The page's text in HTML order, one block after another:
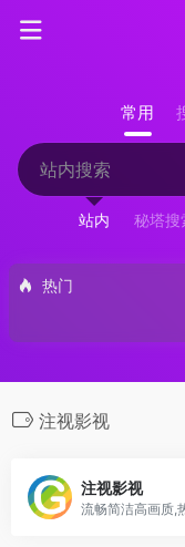
常用
站内 秘塔搜
热门
注视影视
注视影视
流畅简洁高画质,